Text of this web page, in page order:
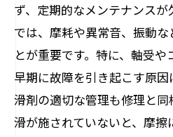
ず、定期的なメンテナンス
では、摩耗や異常音、振動
とが重要です。特に、軸受や
早期に故障を引き起こす原
滑剤の適切な管理も修理と
滑が施されていないと、摩